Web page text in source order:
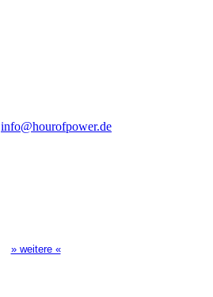
info@hourofpower.de
» weitere «